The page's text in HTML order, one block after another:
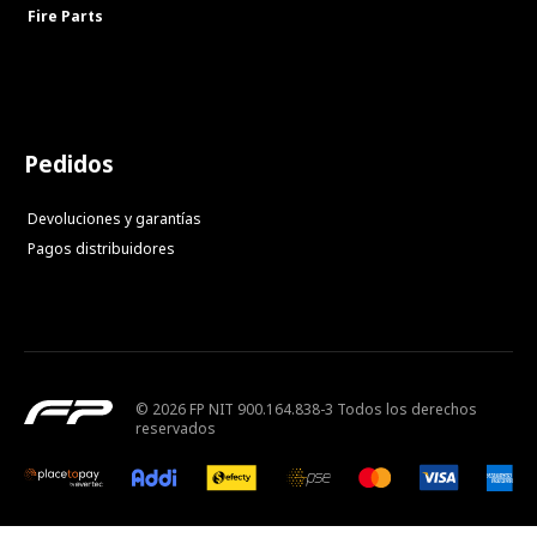
Fire Parts
Pedidos
Devoluciones y garantías
Pagos distribuidores
© 2026 FP NIT 900.164.838-3 Todos los derechos
reservados